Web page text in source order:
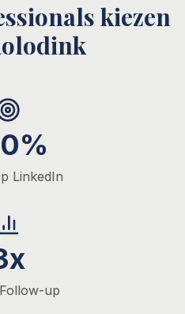
kiezen
LinkedIn
up